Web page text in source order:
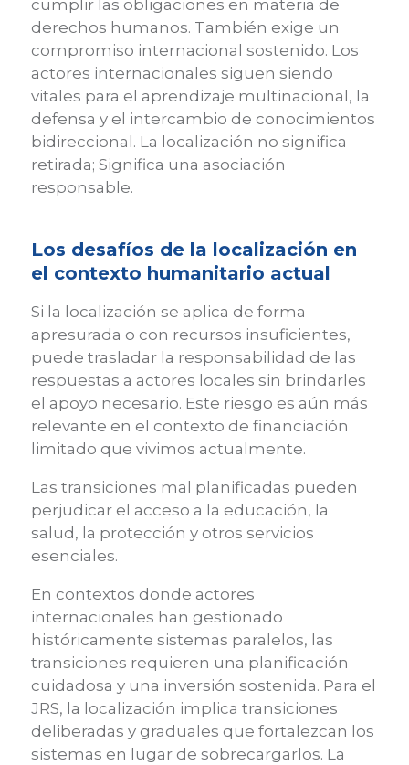
cumplir las obligaciones en materia de
derechos humanos. También exige un
compromiso internacional sostenido. Los
actores internacionales siguen siendo
vitales para el aprendizaje multinacional, la
defensa y el intercambio de conocimientos
bidireccional. La localización no significa
retirada; Significa una asociación
responsable.
Los desafíos de la localización en
el contexto humanitario actual
Si la localización se aplica de forma
apresurada o con recursos insuficientes,
puede trasladar la responsabilidad de las
respuestas a actores locales sin brindarles
el apoyo necesario. Este riesgo es aún más
relevante en el contexto de financiación
limitado que vivimos actualmente.
Las transiciones mal planificadas pueden
perjudicar el acceso a la educación, la
salud, la protección y otros servicios
esenciales.
En contextos donde actores
internacionales han gestionado
históricamente sistemas paralelos, las
transiciones requieren una planificación
cuidadosa y una inversión sostenida. Para el
JRS, la localización implica transiciones
deliberadas y graduales que fortalezcan los
sistemas en lugar de sobrecargarlos. La